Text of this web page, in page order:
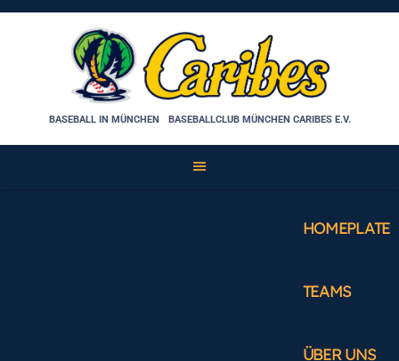
Skip
BASEBALL IN MÜNCHEN BASEBALLCLUB MÜNCHEN CARIBES E.V.
HOMEPLATE
TEAMS
ÜBER UNS